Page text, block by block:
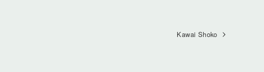
Kawai Shoko